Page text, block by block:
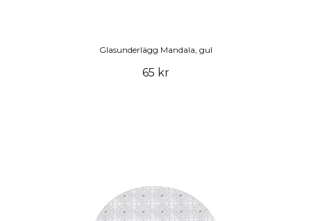
Glasunderlägg Mandala, gul
65 kr